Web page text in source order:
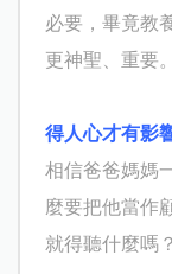
必要，畢竟教
更神聖、重要。
得人心才有影
相信爸爸媽媽
麼要把他當作
就得聽什麼嗎？